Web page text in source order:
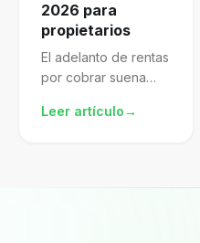
2026 para
propietarios
El adelanto de rentas
por cobrar suena
gestionado te
Leer artículo→